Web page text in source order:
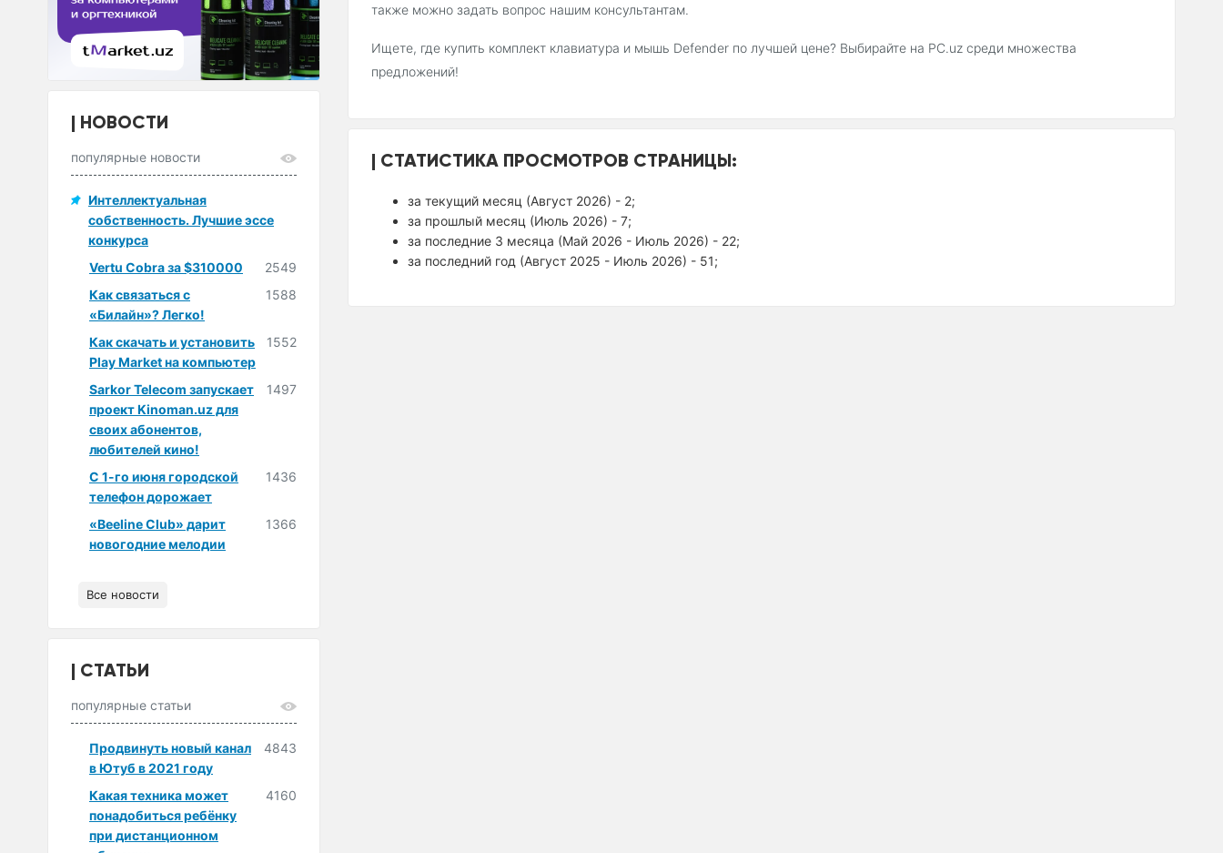
также можно задать вопрос нашим консультантам.
Ищете, где купить комплект клавиатура и мышь Defender по лучшей цене? Выбирайте на PC.uz среди множества
предложений!
СТАТИСТИКА ПРОСМОТРОВ СТРАНИЦЫ:
за текущий месяц (Август 2026) - 2;
за прошлый месяц (Июль 2026) - 7;
за последние 3 месяца (Май 2026 - Июль 2026) - 22;
за последний год (Август 2025 - Июль 2026) - 51;
НОВОСТИ
популярные новости
Интеллектуальная
собственность. Лучшие эссе
конкурса
Vertu Cobra за $310000
2549
Как связаться с
«Билайн»? Легко!
1588
Как скачать и установить
Play Market на компьютер
1552
Sarkor Telecom запускает
проект Kinoman.uz для
своих абонентов,
любителей кино!
1497
С 1-го июня городской
телефон дорожает
1436
«Beeline Club» дарит
новогодние мелодии
1366
Все новости
СТАТЬИ
популярные статьи
Продвинуть новый канал
в Ютуб в 2021 году
4843
Какая техника может
понадобиться ребёнку
при дистанционном
4160